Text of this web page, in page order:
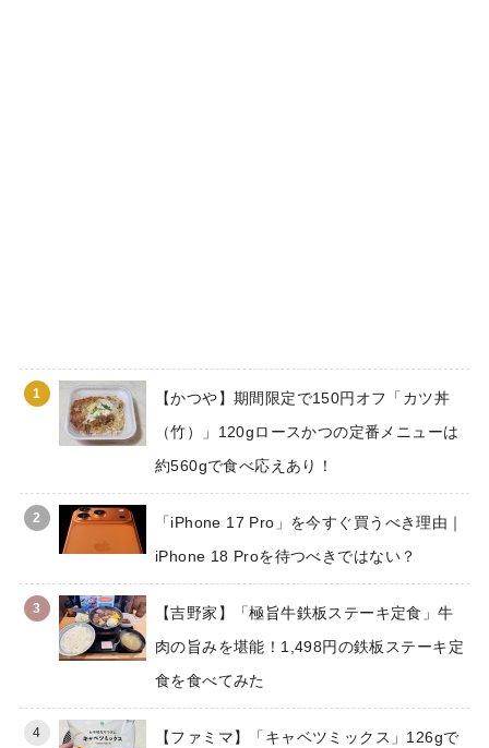
1
【かつや】期間限定で150円オフ「カツ丼
（竹）」120gロースかつの定番メニューは
約560gで食べ応えあり！
2
「iPhone 17 Pro」を今すぐ買うべき理由｜
iPhone 18 Proを待つべきではない？
3
【吉野家】「極旨牛鉄板ステーキ定食」牛
肉の旨みを堪能！1,498円の鉄板ステーキ定
食を食べてみた
4
【ファミマ】「キャベツミックス」126gで